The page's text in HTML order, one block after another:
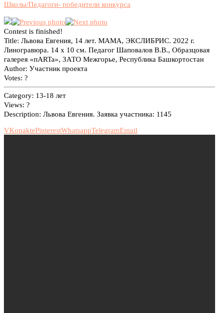
Школы/Педагоги- победители конкурса
Contest is finished!
Title: Львова Евгения, 14 лет. МАМА, ЭКСЛИБРИС. 2022 г.
Линогравюра. 14 x 10 см. Педагог Шаповалов В.В., Образцовая
галерея «пARTa», ЗАТО Межгорье, Республика Башкортостан
Author: Участник проекта
Votes: ?
Category: 13-18 лет
Views: ?
Description: Львова Евгения. Заявка участника: 1145
VKonaktePinterestWhatsappTelegramEmail